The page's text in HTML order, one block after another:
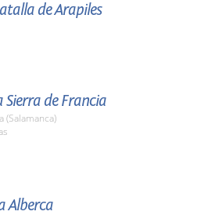
de Arapiles
Sierra de Francia
(Salamanca)
Alberca